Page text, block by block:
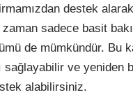
destek
sadece basit
de mümkündür. Bu
ve yeniden
alabilirsiniz.